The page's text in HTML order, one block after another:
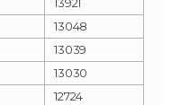
13048
13039
13030
12724